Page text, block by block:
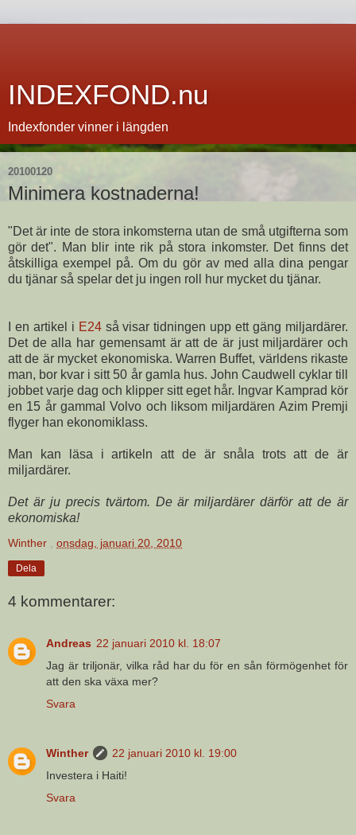
INDEXFOND.nu
Indexfonder vinner i längden
20100120
Minimera kostnaderna!
"Det är inte de stora inkomsterna utan de små utgifterna som
gör det". Man blir inte rik på stora inkomster. Det finns det
åtskilliga exempel på. Om du gör av med alla dina pengar
du tjänar så spelar det ju ingen roll hur mycket du tjänar.
I en artikel i E24så visar tidningen upp ett gäng miljardärer.
Det de alla har gemensamt är att de är just miljardärer och
att de är mycket ekonomiska. Warren Buffet, världens rikaste
man, bor kvar i sitt 50 år gamla hus. John Caudwell cyklar till
jobbet varje dag och klipper sitt eget hår. Ingvar Kamprad kör
en 15 år gammal Volvo och liksom miljardären Azim Premji
flyger han ekonomiklass.
Man kan läsa i artikeln att de är snåla trots att de är
miljardärer.
Det är ju precis tvärtom. De är miljardärer därför att de är
ekonomiska!
Winther onsdag, januari 20, 2010
Dela
4 kommentarer:
Andreas 22 januari 2010 kl. 18:07
Jag är triljonär, vilka råd har du för en sån förmögenhet för
att den ska växa mer?
Svara
Winther
22 januari 2010 kl. 19:00
Investera i Haiti!
Svara